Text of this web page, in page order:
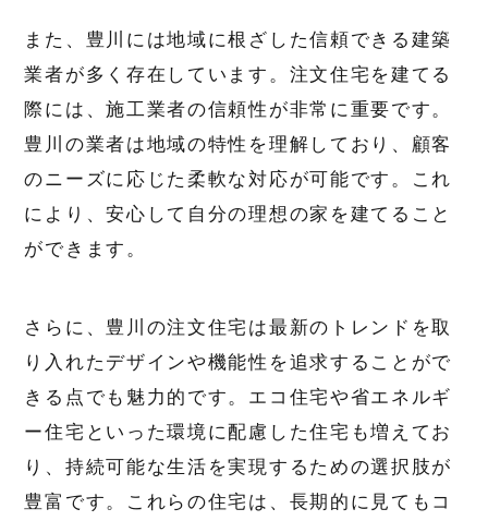
また、豊川には地域に根ざした信頼できる建築
業者が多く存在しています。注文住宅を建てる
際には、施工業者の信頼性が非常に重要です。
豊川の業者は地域の特性を理解しており、顧客
のニーズに応じた柔軟な対応が可能です。これ
により、安心して自分の理想の家を建てること
ができます。
さらに、豊川の注文住宅は最新のトレンドを取
り入れたデザインや機能性を追求することがで
きる点でも魅力的です。エコ住宅や省エネルギ
ー住宅といった環境に配慮した住宅も増えてお
り、持続可能な生活を実現するための選択肢が
豊富です。これらの住宅は、長期的に見てもコ